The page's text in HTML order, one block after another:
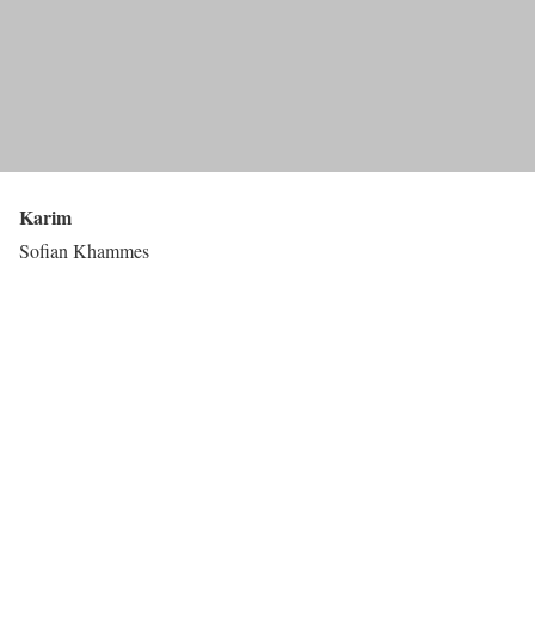
Karim
Sofian Khammes